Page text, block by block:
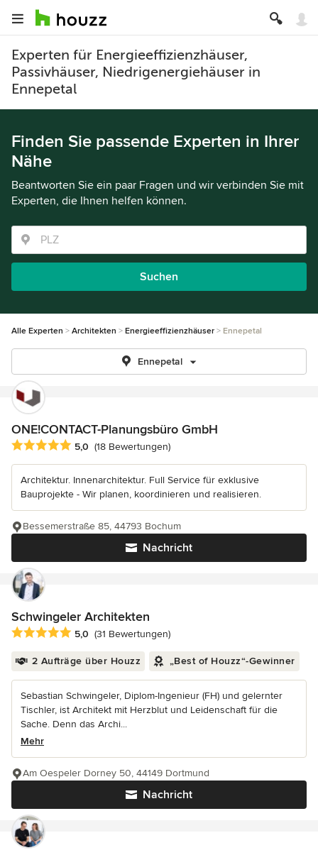
Experten für Energieeffizienzhäuser,
Passivhäuser, Niedrigenergiehäuser in
Ennepetal
Finden Sie passende Experten in Ihrer
Nähe
Beantworten Sie ein paar Fragen und wir verbinden Sie mit
Experten, die Ihnen helfen können.
Suchen
Alle Experten Architekten Energieeffizienzhäuser Ennepetal
Ennepetal
ONE!CONTACT-Planungsbüro GmbH
Durchschnittliche Bewertung: 5 von 5 Sternen
5,0 (18 Bewertungen)
Architektur. Innenarchitektur. Full Service für exklusive
Bauprojekte - Wir planen, koordinieren und realisieren.
Nachricht
Bessemerstraße 85, 44793 Bochum
Schwingeler Architekten
Durchschnittliche Bewertung: 5 von 5 Sternen
5,0 (31 Bewertungen)
2 Aufträge über Houzz „Best of Houzz“-Gewinner
Sebastian Schwingeler, Diplom-Ingenieur (FH) und gelernter
Tischler, ist Architekt mit Herzblut und Leidenschaft für die
Sache. Denn das Archi...
Mehr
Nachricht
Am Oespeler Dorney 50, 44149 Dortmund